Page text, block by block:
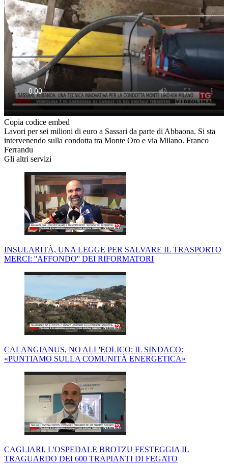
Copia codice embed
Lavori per sei milioni di euro a Sassari da parte di Abbaona. Si sta
intervenendo sulla condotta tra Monte Oro e via Milano. Franco
Ferrandu
Gli altri servizi
INSULARITÀ, UNA LEGGE PER SALVARE IL TRASPORTO
MERCI: ''AFFONDO'' DEI RIFORMATORI
CALANGIANUS, NO ALL'EOLICO: IL SINDACO:
«PUNTIAMO SULLA COMUNITÀ ENERGETICA»
CAGLIARI, L'OSPEDALE BROTZU FESTEGGIA IL
TRAGUARDO DEI 600 TRAPIANTI DI FEGATO